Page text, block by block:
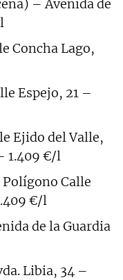
– Avenida de
Concha Lago,
Espejo, 21 –
Ejido del Valle,
1.409 €/l
Calle
€/l
de la Guardia
Libia, 34 –